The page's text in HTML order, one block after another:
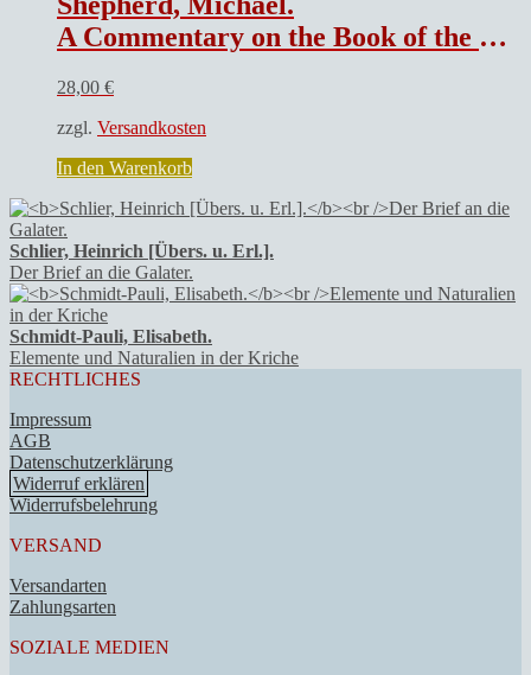
A Commentary on the Book of the Twelve. = (Kregel Exegetical Library).
28,00 €
zzgl. Versandkosten
In den Warenkorb
Schlier, Heinrich [Übers. u. Erl.].
Der Brief an die Galater.
Schmidt-Pauli, Elisabeth.
Elemente und Naturalien in der Kriche
RECHTLICHES
Impressum
AGB
Datenschutzerklärung
Widerruf erklären
Widerrufsbelehrung
VERSAND
Versandarten
Zahlungsarten
SOZIALE MEDIEN